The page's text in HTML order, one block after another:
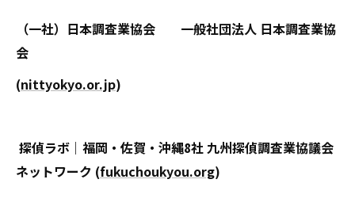
（一社）日本調査業協会 一般社団法人 日本調査業協
会
(nittyokyo.or.jp)
探偵ラボ｜福岡・佐賀・沖縄8社 九州探偵調査業協議会
ネットワーク (fukuchoukyou.org)